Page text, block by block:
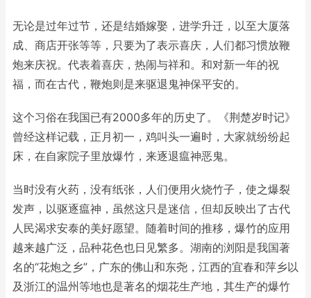
无论是过年过节，还是结婚嫁娶，进学升迁，以至大厦落
成、商店开张等等，只要为了表示喜庆，人们都习惯放鞭
炮来庆祝。代表着喜庆，热闹与祥和。和对新一年的祝
福，而在古代，鞭炮则是来驱退鬼神保平安的。
这个习俗在我国已有2000多年的历史了。《荆楚岁时记》
曾经这样记载，正月初一，鸡叫头一遍时，大家就纷纷起
床，在自家院子里放爆竹，来逐退瘟神恶鬼。
当时没有火药，没有纸张，人们便用火烧竹子，使之爆裂
发声，以驱逐瘟神，虽然这只是迷信，但却反映出了古代
人民渴求安泰的美好愿望。随着时间的推移，爆竹的应用
越来越广泛，品种花色也日见繁多。湖南的浏阳是我国著
名的“花炮之乡”，广东的佛山和东尧，江西的宜春和萍乡以
及浙江的温州等地也是著名的烟花生产地，其生产的爆竹